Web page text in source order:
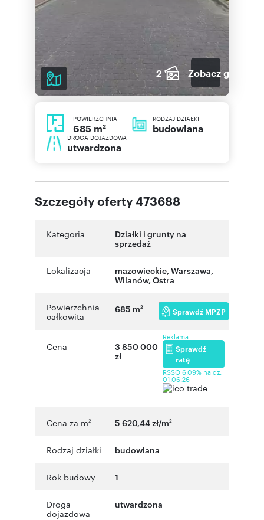
2 Zobacz galerię
POWIERZCHNIA
685 m2
RODZAJ DZIAŁKI
budowlana
DROGA DOJAZDOWA
utwardzona
Szczegóły oferty 473688
Kategoria
Działki i grunty na
sprzedaż
Lokalizacja mazowieckie, Warszawa,
Wilanów, Ostra
Powierzchnia
całkowita
685 m2 Sprawdź MPZP
Cena
3 850 000
zł
Reklama
Sprawdź
ratę
RSSO 6,09% na dz.
01.06.26
Cena za m2 5 620,44 zł/m2
Rodzaj działki budowlana
Rok budowy 1
Droga
dojazdowa
utwardzona